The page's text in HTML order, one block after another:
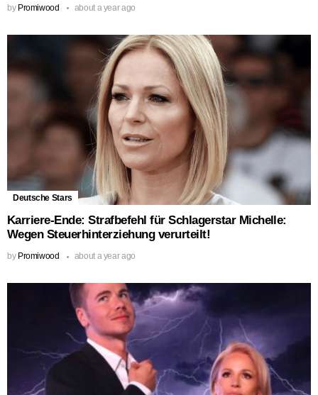
by Promiwood about a year ago
Deutsche Stars
Karriere-Ende: Strafbefehl für Schlagerstar Michelle:
Wegen Steuerhinterziehung verurteilt!
by Promiwood about a year ago